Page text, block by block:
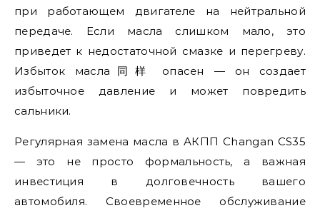
при работающем двигателе на нейтральной
передаче. Если масла слишком мало, это
приведет к недостаточной смазке и перегреву.
Избыток масла同样 опасен — он создает
избыточное давление и может повредить
сальники.
Регулярная замена масла в АКПП Changan CS35
— это не просто формальность, а важная
инвестиция в долговечность вашего
автомобиля. Своевременное обслуживание